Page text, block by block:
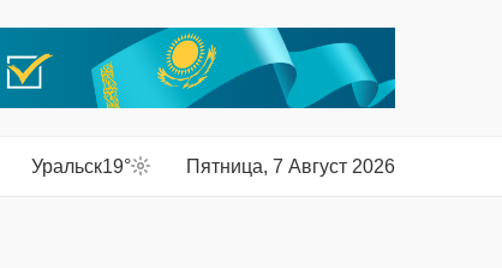
Уральск19° Пятница, 7 Август 2026